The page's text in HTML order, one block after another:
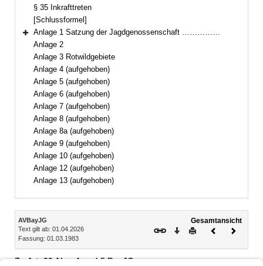
§ 35 Inkrafttreten
[Schlussformel]
Bereich erweitern
Anlage 1 Satzung der Jagdgenossenschaft ……………
Anlage 2
Anlage 3 Rotwildgebiete
Anlage 4 (aufgehoben)
Anlage 5 (aufgehoben)
Anlage 6 (aufgehoben)
Anlage 7 (aufgehoben)
Anlage 8 (aufgehoben)
Anlage 8a (aufgehoben)
Anlage 9 (aufgehoben)
Anlage 10 (aufgehoben)
Anlage 12 (aufgehoben)
Anlage 13 (aufgehoben)
Inhalt
AVBayJG
Text gilt ab: 01.04.2026
Fassung: 01.03.1983
Gesamtansicht
Download
DruckenVorheriges
Zu Art. 29 Abs. 4 und 5 BayJG: